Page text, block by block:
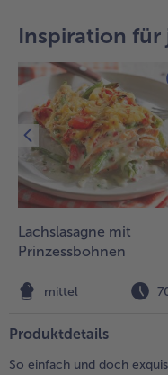
Inspiration für
Lachslasagne mit
Prinzessbohnen
mittel
Produktdetails
So einfach und doch